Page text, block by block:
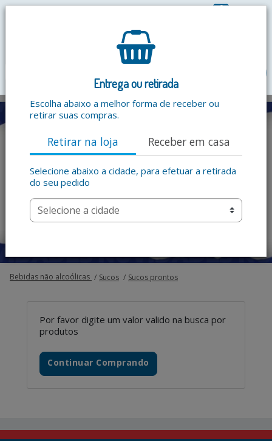
0
Entrega ou retirada
Escolha abaixo a melhor forma de receber ou
retirar suas compras.
Retirar na loja Receber em casa
Selecione abaixo a cidade, para efetuar a retirada
do seu pedido
Bebidas não alcoólicas Sucos Sucos prontos
Por favor digite um valor valido na busca por
produtos
Continuar Comprando